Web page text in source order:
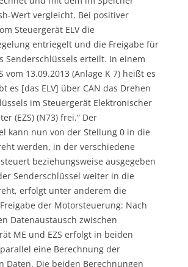
Wert vergleicht. Bei positiver
Steuergerät ELV die
entriegelt und die Freigabe für
Senderschlüssels erteilt. In einem
vom 13.09.2013 (Anlage K 7) heißt es
es [das ELV] über CAN das Drehen
im Steuergerät Elektronischer
(EZS) (N73) frei.“ Der
kann nun von der Stellung 0 in die
werden, in der verschiedene
beziehungsweise ausgegeben
Senderschlüssel weiter in die
erfolgt unter anderem die
der Motorsteuerung: Nach
Datenaustausch zwischen
ME und EZS erfolgt in beiden
eine Berechnung der
Daten. Die beiden Berechnungen